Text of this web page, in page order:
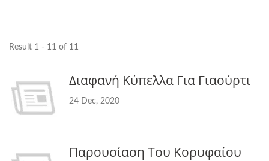
Result 1 - 11 of 11
Διαφανή Κύπελλα Για Γιαούρτι
24 Dec, 2020
Παρουσίαση Του Κορυφαίου